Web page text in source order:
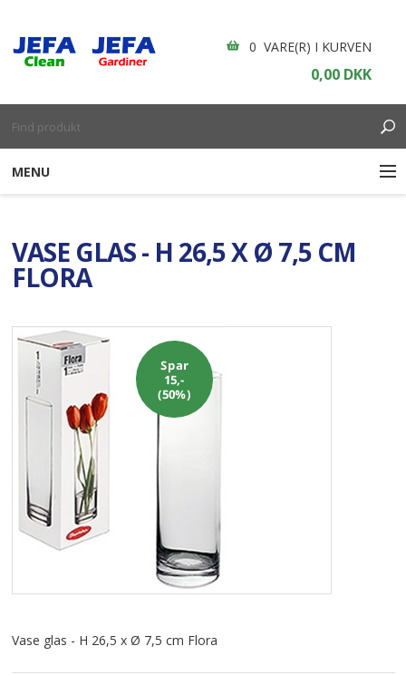
0 VARE(R) I KURVEN
0,00 DKK
MENU
ENGANGSARTIKLER
GARDINER
BORDDÆKNING
ALLE VARER I DENNE KATEGORI ER TIL 1/2 PRIS
IKKE FRAGTFRI
TILBUD
FORSIDE
VASE GLAS - H 26,5 X Ø 7,5 CM
FLORA
Spar
15,-
(50%)
Vase glas - H 26,5 x Ø 7,5 cm Flora